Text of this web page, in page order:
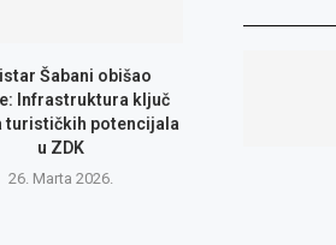
Šabani obišao
Infrastruktura ključ
turističkih potencijala
u ZDK
26. Marta 2026.